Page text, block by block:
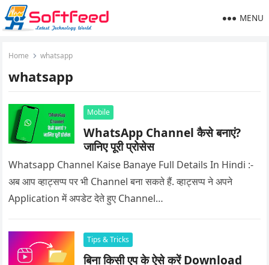
MENU
Home whatsapp
whatsapp
Mobile
WhatsApp Channel कैसे बनाएं?
जानिए पूरी प्रोसेस
Whatsapp Channel Kaise Banaye Full Details In Hindi :-
अब आप व्हाट्सप्प पर भी Channel बना सकते हैं. व्हाट्सप्प ने अपने
Application में अपडेट देते हुए Channel…
Tips & Tricks
बिना किसी एप के ऐसे करें Download